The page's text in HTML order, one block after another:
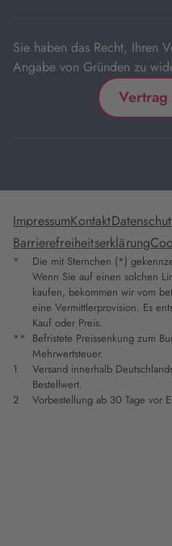
Sie haben das Recht, Ihren
Angabe von Gründen zu
ImpressumKontakt
Barrierefreiheitserklärung
*
Die mit Sternchen (*)
Wenn Sie auf einen solchen
kaufen, bekommen wir vom
eine Vermittlerprovision. Es
Kauf oder Preis.
** Befristete Preissenkung zum
Mehrwertsteuer.
1
Versand innerhalb
Bestellwert.
2
Vorbestellung ab 30 Tage vor